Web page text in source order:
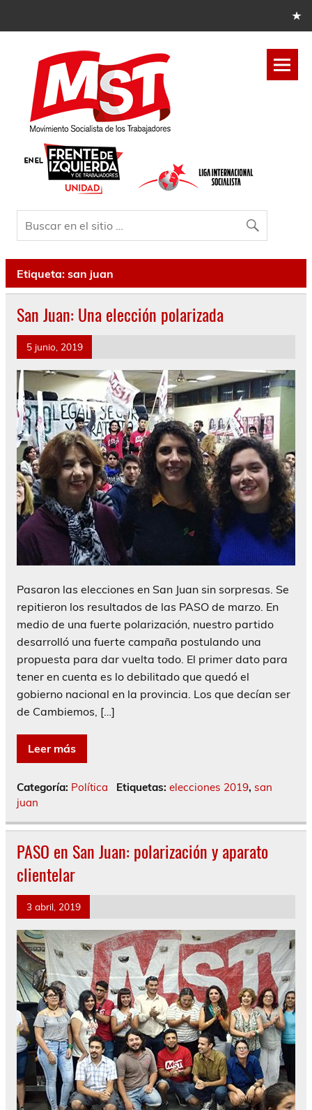
Etiqueta: san juan
San Juan: Una elección polarizada
5 junio, 2019
Pasaron las elecciones en San Juan sin sorpresas. Se
repitieron los resultados de las PASO de marzo. En
medio de una fuerte polarización, nuestro partido
desarrolló una fuerte campaña postulando una
propuesta para dar vuelta todo. El primer dato para
tener en cuenta es lo debilitado que quedó el
gobierno nacional en la provincia. Los que decían ser
de Cambiemos, […]
Leer más
Categoría: Política Etiquetas: elecciones 2019, san
juan
PASO en San Juan: polarización y aparato
clientelar
3 abril, 2019